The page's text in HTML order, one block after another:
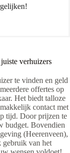
verhuizers
te vinden en geld
offertes op
Het biedt talloze
contact met
tijd. Door prijzen te
budget. Bovendien
(Heerenveen),
gebruik van het